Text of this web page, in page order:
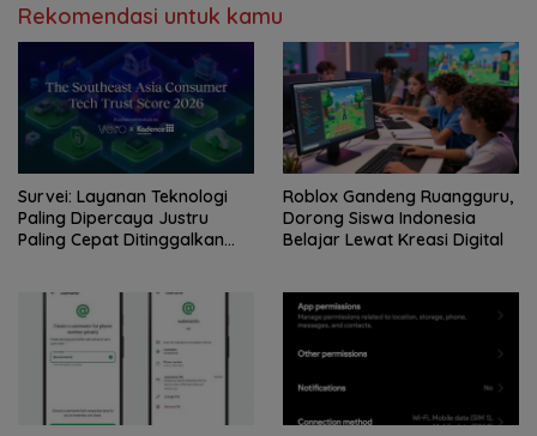
Rekomendasi untuk kamu
Survei: Layanan Teknologi
Paling Dipercaya Justru
Paling Cepat Ditinggalkan
Roblox Gandeng Ruangguru,
Dorong Siswa Indonesia
Belajar Lewat Kreasi Digital